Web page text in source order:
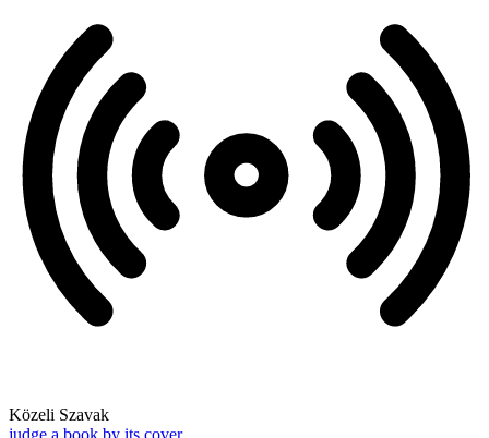
Közeli Szavak
judge a book by its cover